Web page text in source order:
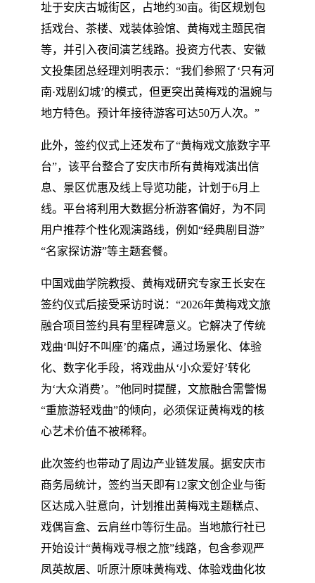
址于安庆古城街区，占地约30亩。街区规划包
括戏台、茶楼、戏装体验馆、黄梅戏主题民宿
等，并引入夜间演艺线路。投资方代表、安徽
文投集团总经理刘明表示：“我们参照了‘只有河
南·戏剧幻城’的模式，但更突出黄梅戏的温婉与
地方特色。预计年接待游客可达50万人次。”
此外，签约仪式上还发布了“黄梅戏文旅数字平
台”，该平台整合了安庆市所有黄梅戏演出信
息、景区优惠及线上导览功能，计划于6月上
线。平台将利用大数据分析游客偏好，为不同
用户推荐个性化观演路线，例如“经典剧目游”
“名家探访游”等主题套餐。
中国戏曲学院教授、黄梅戏研究专家王长安在
签约仪式后接受采访时说：“2026年黄梅戏文旅
融合项目签约具有里程碑意义。它解决了传统
戏曲‘叫好不叫座’的痛点，通过场景化、体验
化、数字化手段，将戏曲从‘小众爱好’转化
为‘大众消费’。”他同时提醒，文旅融合需警惕
“重旅游轻戏曲”的倾向，必须保证黄梅戏的核
心艺术价值不被稀释。
此次签约也带动了周边产业链发展。据安庆市
商务局统计，签约当天即有12家文创企业与街
区达成入驻意向，计划推出黄梅戏主题糕点、
戏偶盲盒、云肩丝巾等衍生品。当地旅行社已
开始设计“黄梅戏寻根之旅”线路，包含参观严
凤英故居、听原汁原味黄梅戏、体验戏曲化妆